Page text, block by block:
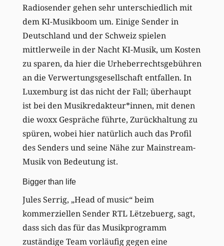
Radiosender gehen sehr unterschiedlich mit
dem KI-Musikboom um. Einige Sender in
Deutschland und der Schweiz spielen
mittlerweile in der Nacht KI-Musik, um Kosten
zu sparen, da hier die Urheberrechtsgebühren
an die Verwertungsgesellschaft entfallen. In
Luxemburg ist das nicht der Fall; überhaupt
ist bei den Musikredakteur*innen, mit denen
die woxx Gespräche führte, Zurückhaltung zu
spüren, wobei hier natürlich auch das Profil
des Senders und seine Nähe zur Mainstream-
Musik von Bedeutung ist.
Bigger than life
Jules Serrig, „Head of music“ beim
kommerziellen Sender RTL Lëtzebuerg, sagt,
dass sich das für das Musikprogramm
zuständige Team vorläufig gegen eine